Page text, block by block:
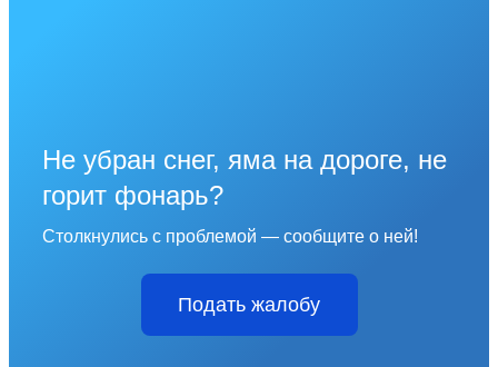
Не убран снег, яма на дороге, не
горит фонарь?
Столкнулись с проблемой — сообщите о ней!
Подать жалобу